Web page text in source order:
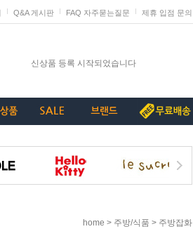
Q&A 게시판 FAQ 자주묻는질문 제휴 입점 문의
[중요+긴급]특허침해 상품에 대한 삭제요청
신상품 등록 시작되었습니다
계약종료상품(단종) 리스트_230907
home > 주방/식품 > 주방잡화